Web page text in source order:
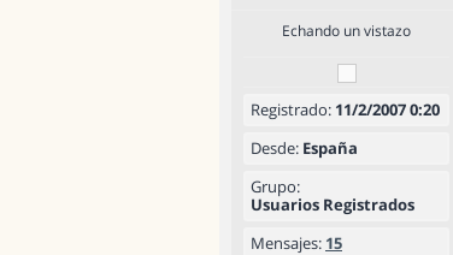
Echando un vistazo
Registrado: 11/2/2007 0:20
Desde: España
Grupo:
Usuarios Registrados
Mensajes: 15